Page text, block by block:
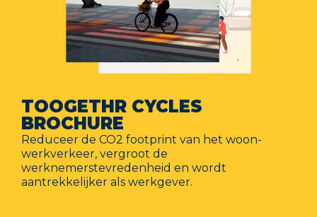
TOOGETHR CYCLES
BROCHURE
Reduceer de CO2 footprint van het woon-
werkverkeer, vergroot de
werknemerstevredenheid en wordt
aantrekkelijker als werkgever.